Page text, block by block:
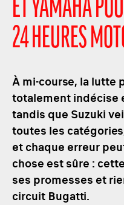
ET YAMAHA
24 HEURES
À mi-course, la lutte
totalement indécise
tandis que Suzuki
toutes les
et chaque erreur
chose est sûre :
ses promesses et
circuit Bugatti.